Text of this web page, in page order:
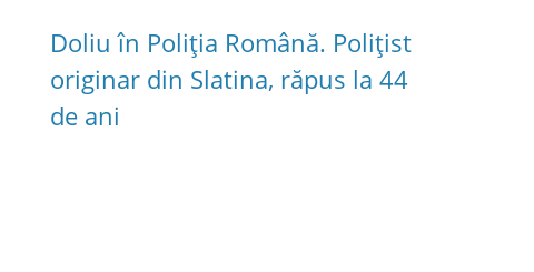
Doliu în Poliția Română. Polițist
originar din Slatina, răpus la 44
de ani